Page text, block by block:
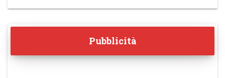
Pubblicità